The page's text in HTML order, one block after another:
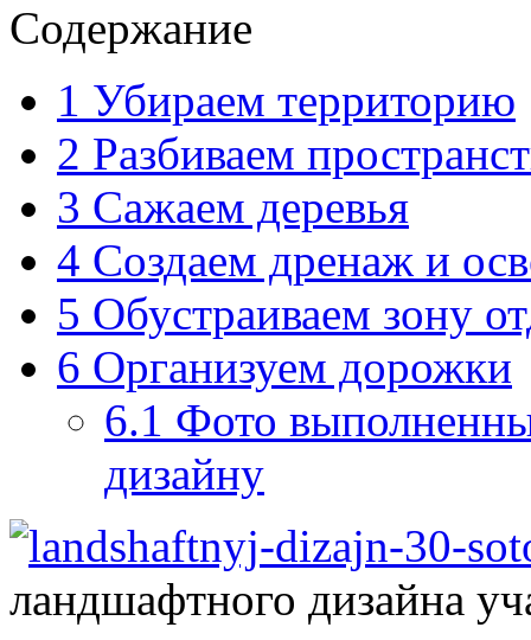
Содержание
1 Убираем территорию
2 Разбиваем
3 Сажаем деревья
4 Создаем дренаж и
5 Обустраиваем зону
6 Организуем дорожки
6.1 Фото
дизайну
ландшафтного дизайна